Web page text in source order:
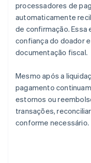
processadores de
automaticamente
de confirmação. Essa
confiança do doador
documentação fiscal.
Mesmo após a
pagamento
estornos ou
transações,
conforme necessário.